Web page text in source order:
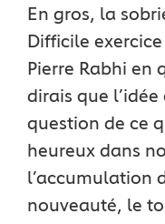
En gros, la
Difficile
Pierre Rabhi en
dirais que l’idée
question de ce
heureux dans
l’accumulation
nouveauté, le